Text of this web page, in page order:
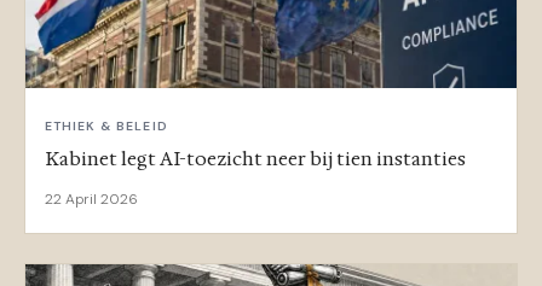
ETHIEK & BELEID
Kabinet legt AI-toezicht neer bij tien instanties
22 April 2026